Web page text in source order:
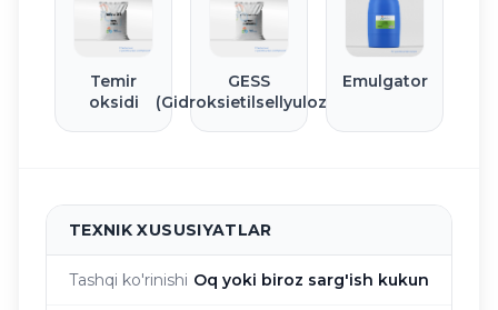
Temir
oksidi
GESS
(Gidroksietilsellyuloza)
Emulgator
TEXNIK XUSUSIYATLAR
Tashqi ko'rinishi Oq yoki biroz sarg'ish kukun